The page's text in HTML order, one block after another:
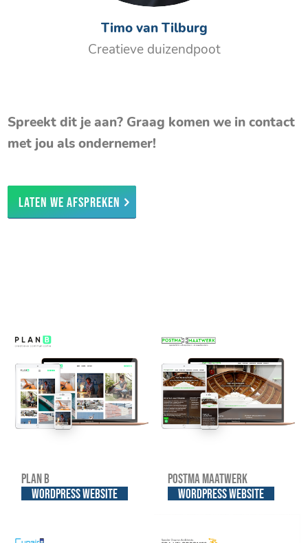
Timo van Tilburg
Creatieve duizendpoot
Spreekt dit je aan? Graag komen we in contact
met jou als ondernemer!
Laten we afspreken
Plan B
WordPress website
Postma Maatwerk
WordPress website